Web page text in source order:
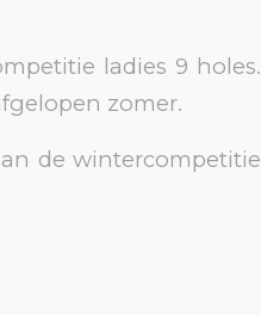
ladies 9 holes.
zomer.
de wintercompetitie